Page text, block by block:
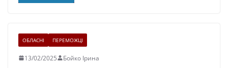
ОБЛАСНІ ПЕРЕМОЖЦІ
13/02/2025 Бойко Ірина